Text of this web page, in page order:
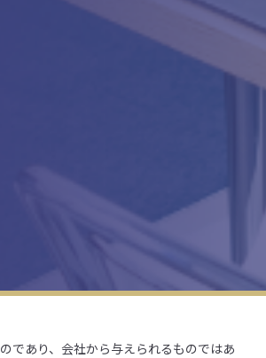
であり、会社から与えられるものではあ